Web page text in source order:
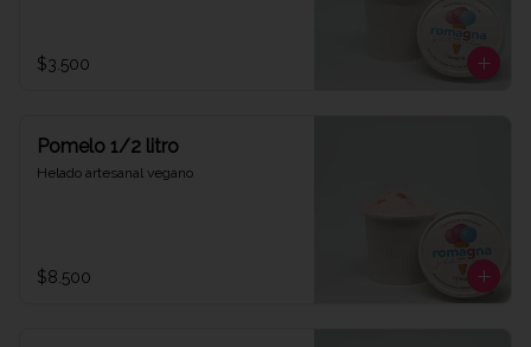
$3.500
Pomelo 1/2 litro
Helado artesanal vegano
$8.500